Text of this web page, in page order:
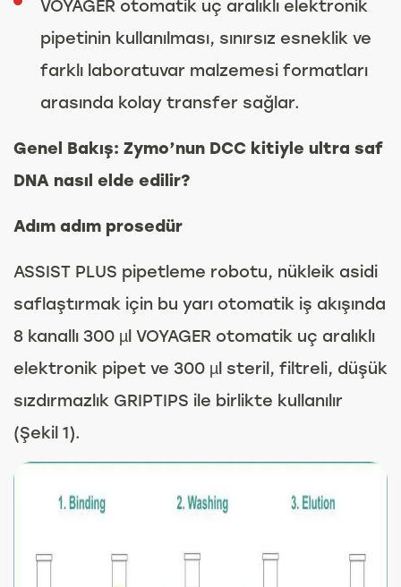
VOYAGER otomatik uç aralıklı elektronik
pipetinin kullanılması, sınırsız esneklik ve
farklı laboratuvar malzemesi formatları
arasında kolay transfer sağlar.
Genel Bakış: Zymo’nun DCC kitiyle ultra saf
DNA nasıl elde edilir?
Adım adım prosedür
ASSIST PLUS pipetleme robotu, nükleik asidi
saflaştırmak için bu yarı otomatik iş akışında
8 kanallı 300 µl VOYAGER otomatik uç aralıklı
elektronik pipet ve 300 µl steril, filtreli, düşük
sızdırmazlık GRIPTIPS ile birlikte kullanılır
(Şekil 1).